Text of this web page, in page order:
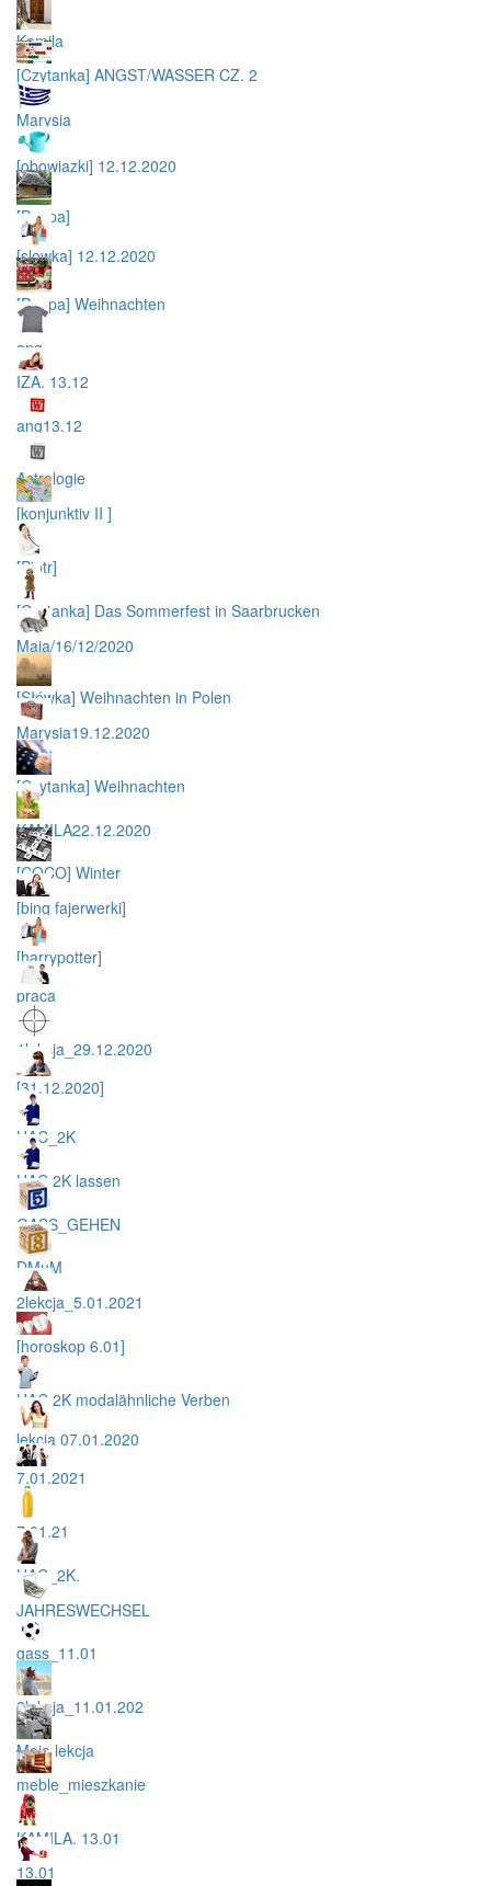
Kamila
[Czytanka] ANGST/WASSER CZ. 2
Marysia
[obowiazki] 12.12.2020
[Peppa]
[slowka] 12.12.2020
[Peppa] Weihnachten
ang
IZA. 13.12
ang13.12
Astrologie
[konjunktiv II ]
[Piotr]
[Czytanka] Das Sommerfest in Saarbrucken
Maja/16/12/2020
[Słówka] Weihnachten in Polen
Marysia19.12.2020
[Czytanka] Weihnachten
KAMILA22.12.2020
[COCO] Winter
[bing fajerwerki]
[harrypotter]
praca
1lekcja_29.12.2020
[31.12.2020]
HAC_2K
HAC 2K lassen
GASS_GEHEN
DMuM
2lekcja_5.01.2021
[horoskop 6.01]
HAC 2K modalähnliche Verben
lekcja 07.01.2020
7.01.2021
7.01.21
HAC_2K.
JAHRESWECHSEL
gass_11.01
3lekcja_11.01.202
Moja lekcja
meble_mieszkanie
KAMILA. 13.01
13.01